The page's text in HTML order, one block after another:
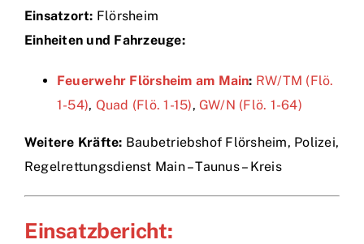
Einsatzort: Flörsheim
Einheiten und Fahrzeuge:
Feuerwehr Flörsheim am Main: RW/TM (Flö.
1-54), Quad (Flö. 1-15), GW/N (Flö. 1-64)
Weitere Kräfte: Baubetriebshof Flörsheim, Polizei,
Regelrettungsdienst Main – Taunus – Kreis
Einsatzbericht: